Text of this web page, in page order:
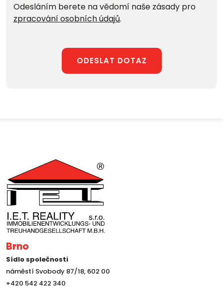
Odesláním berete na vědomí naše zásady pro
zpracování osobních údajů.
ODESLAT DOTAZ
Brno
Sídlo společnosti
náměstí Svobody 87/18, 602 00
+420 542 422 340